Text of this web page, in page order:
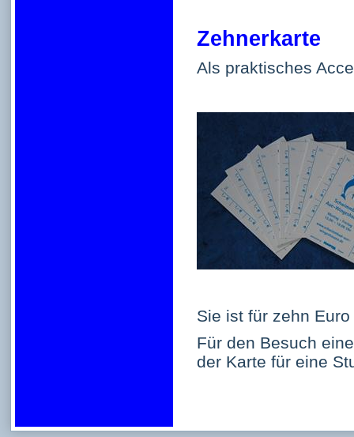
Zehnerkarte
Als praktisches
Sie ist für zehn
Für den Besuch
der Karte für eine